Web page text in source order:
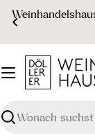
Zum
Inhalt
springen
Suchen